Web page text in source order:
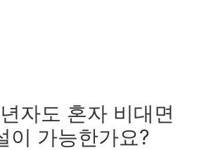
자도 혼자 비대면
이 가능한가요?